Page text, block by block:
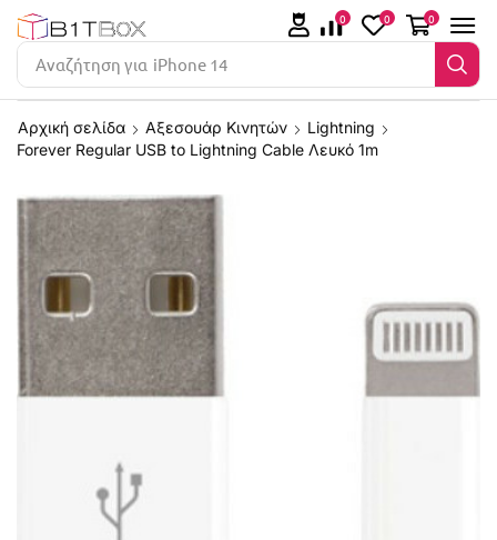
Αναζήτηση για iPhone 14
0 0 0
Αρχική σελίδα Αξεσουάρ Κινητών
Lightning
Forever Regular USB to Lightning Cable Λευκό 1m